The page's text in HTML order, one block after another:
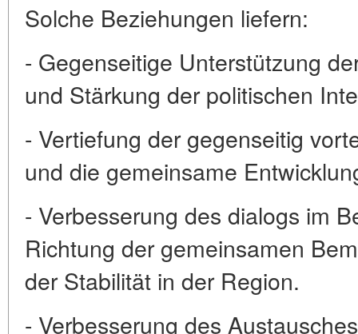
Solche Beziehungen liefern:
- Gegenseitige Unterstützung
und Stärkung der politischen
- Vertiefung der gegenseitig
und die gemeinsame
- Verbesserung des dialogs im
Richtung der gemeinsamen
der Stabilität in der Region.
- Verbesserung des